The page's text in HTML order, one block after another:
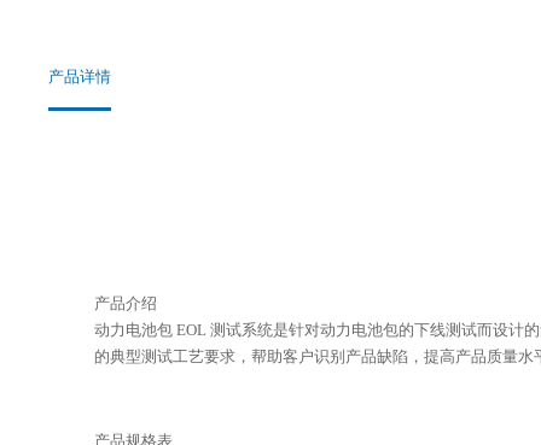
产品详情
产品介绍
动力电池包 EOL 测试系统是针对动力电池包的下线测试而设计
的典型测试工艺要求，帮助客户识别产品缺陷，提高产品质量水
产品规格表